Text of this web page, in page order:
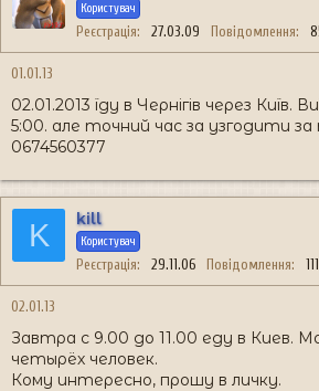
Користувач
Реєстрація 27.03.09 Повідомлення
01.01.13
02.01.2013 їду в Чернігів через Київ.
5:00. але точний час за узгодити
0674560377
K kill
Користувач
Реєстрація 29.11.06 Повідомлення 111
02.01.13
Завтра с 9.00 до 11.00 еду в Киев.
четырёх человек.
Кому интересно, прошу в личку.